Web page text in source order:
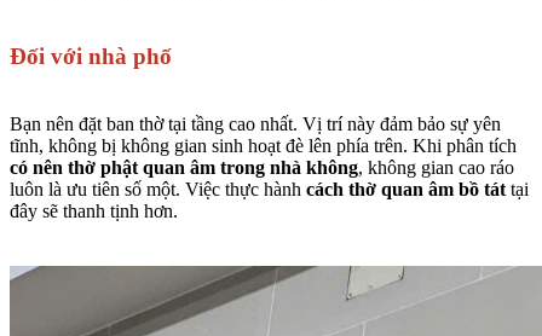
Đối với nhà phố
Bạn nên đặt ban thờ tại tầng cao nhất. Vị trí này đảm bảo sự yên
tĩnh, không bị không gian sinh hoạt đè lên phía trên. Khi phân tích
có nên thờ phật quan âm trong nhà không, không gian cao ráo
luôn là ưu tiên số một. Việc thực hành cách thờ quan âm bồ táttại
đây sẽ thanh tịnh hơn.